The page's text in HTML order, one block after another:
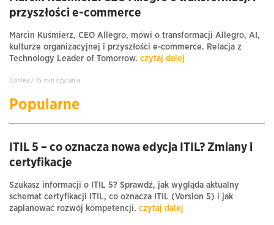
przyszłości e-commerce
Marcin Kuśmierz, CEO Allegro, mówi o transformacji Allegro, AI,
kulturze organizacyjnej i przyszłości e-commerce. Relacja z
Technology Leader of Tomorrow. czytaj dalej
Conlea / 15 min czytania
Popularne
ITIL 5 – co oznacza nowa edycja ITIL? Zmiany i
certyfikacje
Szukasz informacji o ITIL 5? Sprawdź, jak wygląda aktualny
schemat certyfikacji ITIL, co oznacza ITIL (Version 5) i jak
zaplanować rozwój kompetencji. czytaj dalej